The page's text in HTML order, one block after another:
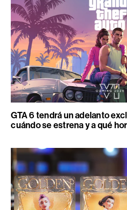
GTA 6 tendrá un adelanto
cuándo se estrena y a qué